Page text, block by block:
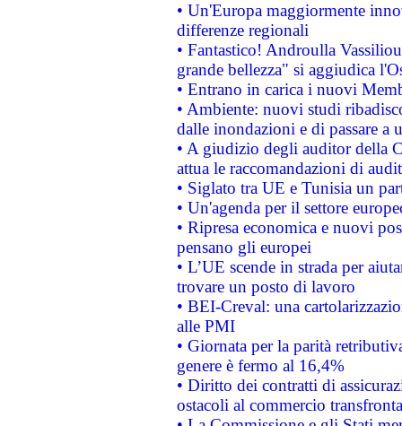
• Un'Europa maggiormente
differenze regionali
• Fantastico! Androulla
grande bellezza" si aggiudica
• Entrano in carica i nuovi
• Ambiente: nuovi studi
dalle inondazioni e di passare a
• A giudizio degli auditor della
attua le raccomandazioni di
• Siglato tra UE e Tunisia un
• Un'agenda per il settore
• Ripresa economica e nuovi
pensano gli europei
• L’UE scende in strada per
trovare un posto di lavoro
• BEI-Creval: una
alle PMI
• Giornata per la parità
genere è fermo al 16,4%
• Diritto dei contratti di
ostacoli al commercio